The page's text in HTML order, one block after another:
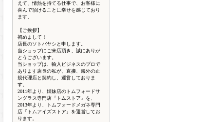
えて、情熱を持てる仕事で、お客様に
喜んで頂けることに幸せを感じており
ます。
【ご挨拶】
初めまして！
店長のソトバヤシと申します。
当ショップにご来店頂き、誠にありが
とうございます。
当ショップは、輸入ビジネスのプロで
あります店長の私が、直接、海外の正
規代理店と契約し、運営しておりま
す。
2011年より、姉妹店のトムフォードサ
ングラス専門店『トムストア』を、
2013年より、トムフォードメガネ専門
店『トムアイズストア』を運営してお
ります。